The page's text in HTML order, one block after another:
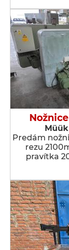
Predám
rezu
pravítka